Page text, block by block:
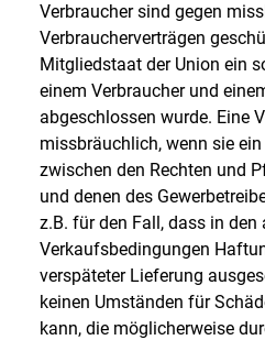
Verbraucher sind gegen
Verbraucherverträgen
Mitgliedstaat der Union ein
einem Verbraucher und
abgeschlossen wurde. Eine
missbräuchlich, wenn sie
zwischen den Rechten und
und denen des
z.B. für den Fall, dass in den
Verkaufsbedingungen
verspäteter Lieferung
keinen Umständen für
kann, die möglicherweise